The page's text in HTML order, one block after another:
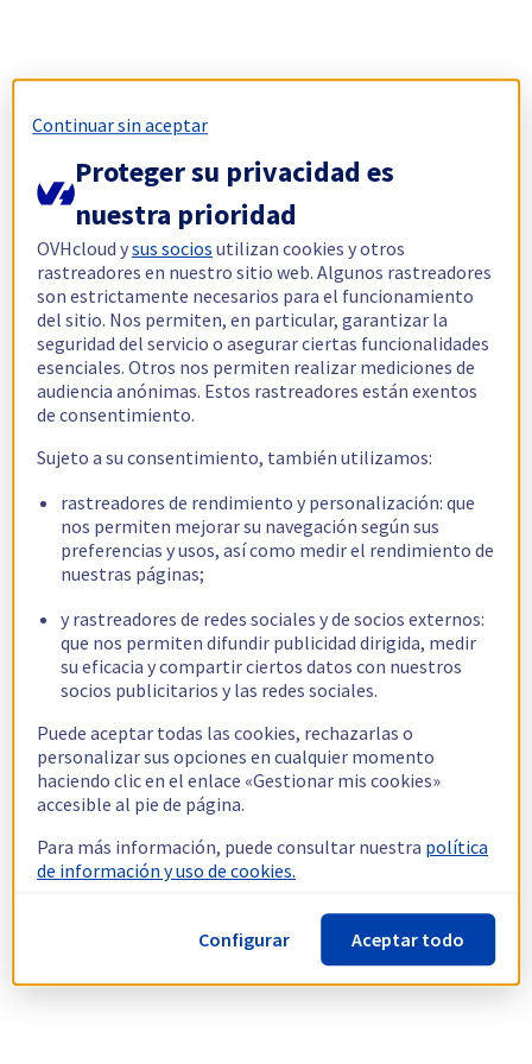
Continuar sin aceptar
Proteger su privacidad es
nuestra prioridad
OVHcloud ysus socios utilizan cookies y otros
rastreadores en nuestro sitio web. Algunos rastreadores
son estrictamente necesarios para el funcionamiento
del sitio. Nos permiten, en particular, garantizar la
seguridad del servicio o asegurar ciertas funcionalidades
esenciales. Otros nos permiten realizar mediciones de
audiencia anónimas. Estos rastreadores están exentos
de consentimiento.
Sujeto a su consentimiento, también utilizamos:
rastreadores de rendimiento y personalización: que
nos permiten mejorar su navegación según sus
preferencias y usos, así como medir el rendimiento de
nuestras páginas;
y rastreadores de redes sociales y de socios externos:
que nos permiten difundir publicidad dirigida, medir
su eficacia y compartir ciertos datos con nuestros
socios publicitarios y las redes sociales.
Puede aceptar todas las cookies, rechazarlas o
personalizar sus opciones en cualquier momento
haciendo clic en el enlace «Gestionar mis cookies»
accesible al pie de página.
Para más información, puede consultar nuestra política
de información y uso de cookies.
Configurar Aceptar todo